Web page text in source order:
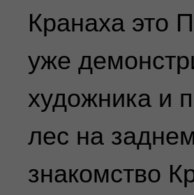
Кранаха это
уже
художника и
лес на
знакомство